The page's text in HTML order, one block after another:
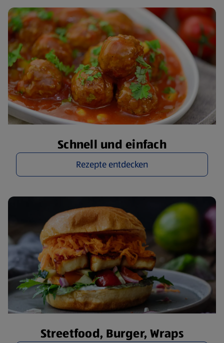
Schnell und einfach
Rezepte entdecken
Streetfood, Burger, Wraps